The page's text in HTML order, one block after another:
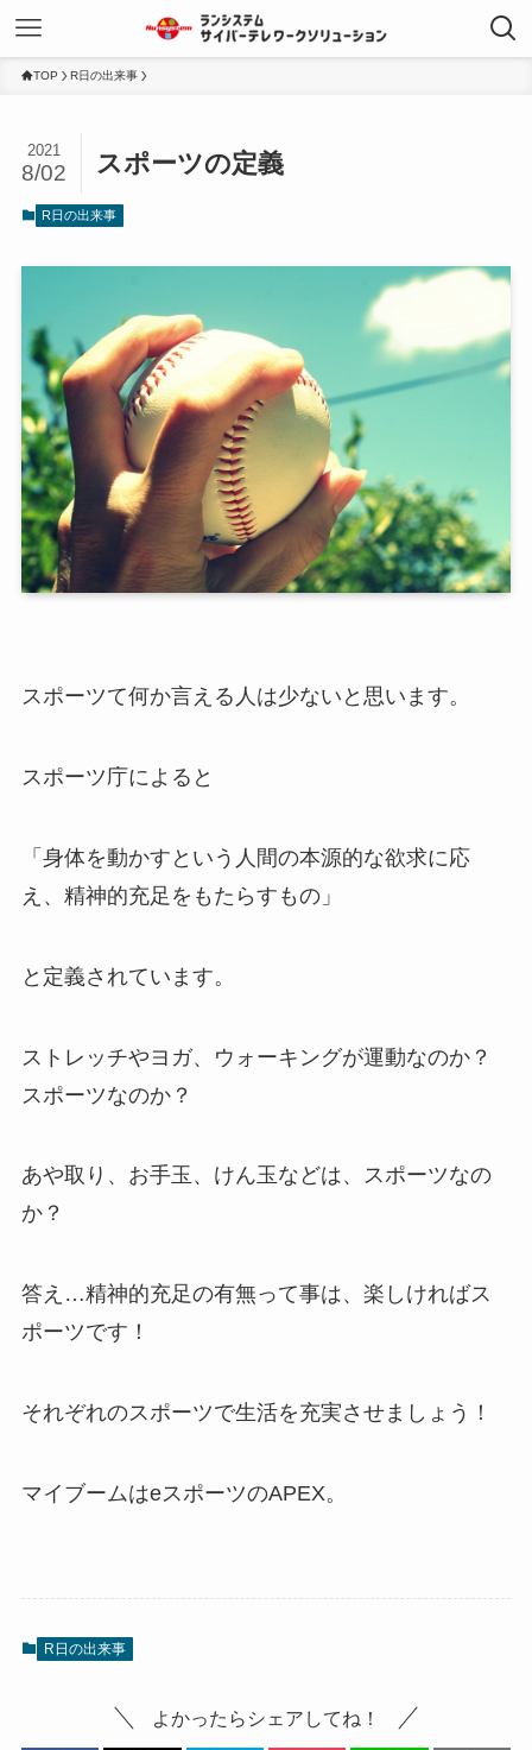
TOP R日の出来事
スポーツの定義
2021
8/02
R日の出来事
スポーツて何か言える人は少ないと思います。
スポーツ庁によると
「身体を動かすという人間の本源的な欲求に応
え、精神的充足をもたらすもの」
と定義されています。
ストレッチやヨガ、ウォーキングが運動なのか？
スポーツなのか？
あや取り、お手玉、けん玉などは、スポーツなの
か？
答え…精神的充足の有無って事は、楽しければス
ポーツです！
それぞれのスポーツで生活を充実させましょう！
マイブームはeスポーツのAPEX。
R日の出来事
よかったらシェアしてね！